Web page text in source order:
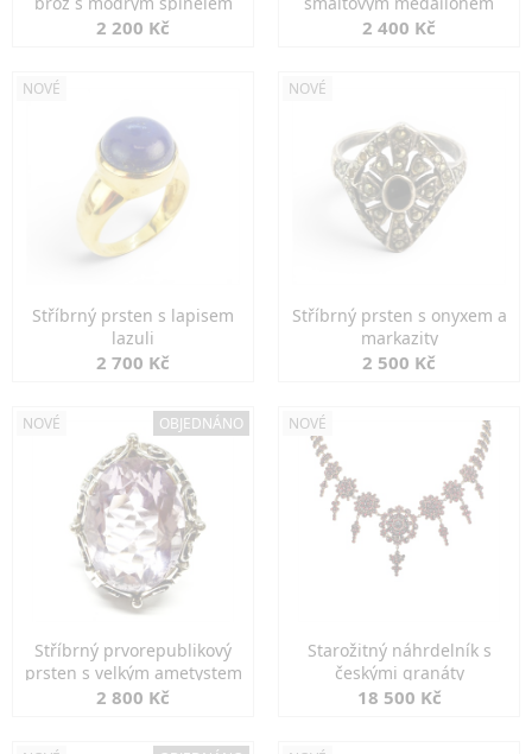
2 200 Kč 2 400 Kč
NOVÉ
Stříbrný prsten s lapisem
lazuli
2 700 Kč
NOVÉ
Stříbrný prsten s onyxem a
markazity
2 500 Kč
NOVÉ OBJEDNÁNO
Stříbrný prvorepublikový
prsten s velkým ametystem
2 800 Kč
NOVÉ
Starožitný náhrdelník s
českými granáty
18 500 Kč